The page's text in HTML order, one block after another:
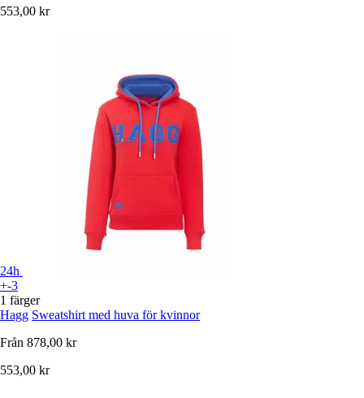
553,00 kr
24h
+-3
1 färger
Hagg Sweatshirt med huva för kvinnor
Från 878,00 kr
553,00 kr